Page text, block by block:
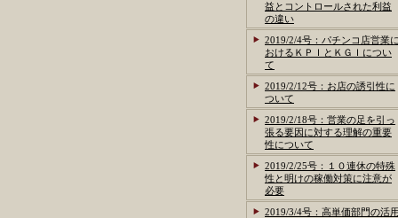
益とコントロールされた利益
の違い
2019/2/4号：パチンコ店営業に
おけるＫＰＩとＫＧＩについ
て
2019/2/12号：お店の誘引性に
ついて
2019/2/18号：営業の足を引っ
張る要因に対する理解の重要
性について
2019/2/25号：１０連休の特殊
性と明けの稼働対策に注意が
必要
2019/3/4号：高単価部門の活用